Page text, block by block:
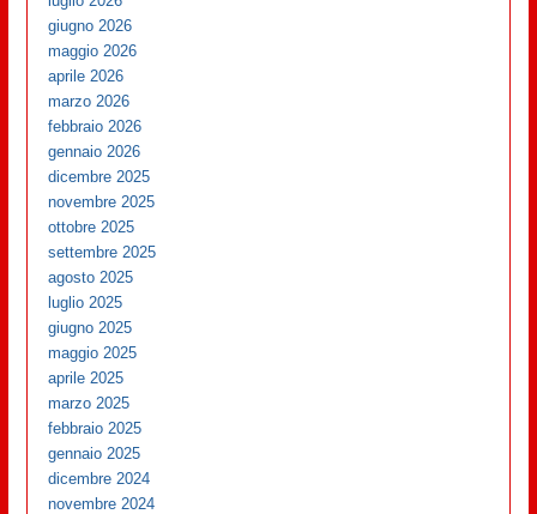
giugno 2026
maggio 2026
aprile 2026
marzo 2026
febbraio 2026
gennaio 2026
dicembre 2025
novembre 2025
ottobre 2025
settembre 2025
agosto 2025
luglio 2025
giugno 2025
maggio 2025
aprile 2025
marzo 2025
febbraio 2025
gennaio 2025
dicembre 2024
novembre 2024